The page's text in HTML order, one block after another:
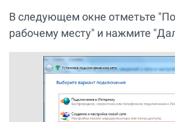
В следующем окне отметьте
рабочему месту" и нажмите